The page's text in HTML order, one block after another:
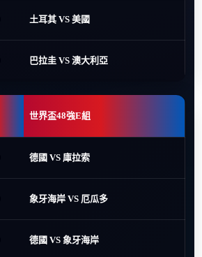
土耳其 VS 美國
巴拉圭 VS 澳大利亞
世界盃48強E組
德國 VS 庫拉索
象牙海岸 VS 厄瓜多
德國 VS 象牙海岸